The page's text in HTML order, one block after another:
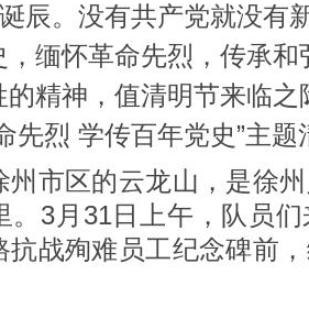
辰。没有共产党就没有
，缅怀革命先烈，传承
的精神，值清明节来临
先烈 学传百年党史”主
区的云龙山，是徐州
。3月31日上午，队员
抗战殉难员工纪念碑前